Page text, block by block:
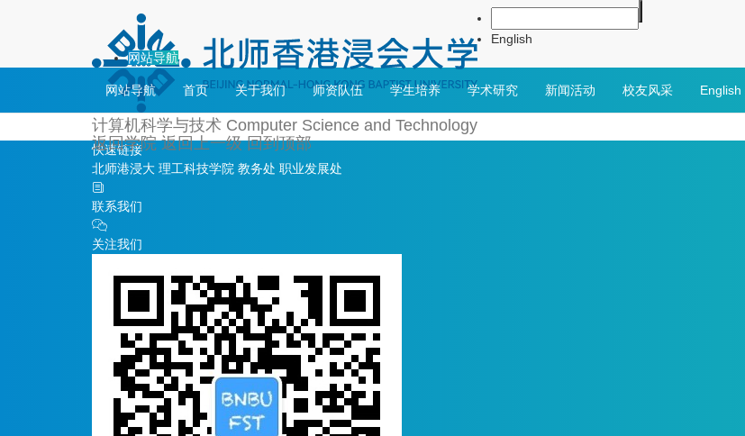
计算机科学与技术 Computer Science and Technology
返回学院 返回上一级 回到顶部
English
网站导航
网站导航 首页 关于我们 师资队伍 学生培养 学术研究 新闻活动 校友风采 English
快速链接
北师港浸大 理工科技学院 教务处 职业发展处
联系我们
关注我们